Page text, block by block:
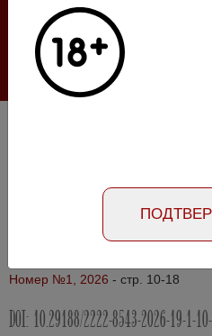
Галлюцинации
в клинической
результатам опроса
Номер №1, 2026 - стр. 10-18
Абстракт на русском языке
DOI: 10.29188/2222-8543-2026-19-1-